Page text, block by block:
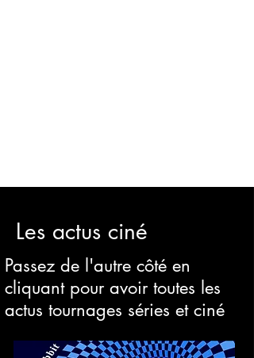
Les actus ciné
Passez de l'autre côté en
cliquant pour avoir toutes les
actus tournages séries et ciné